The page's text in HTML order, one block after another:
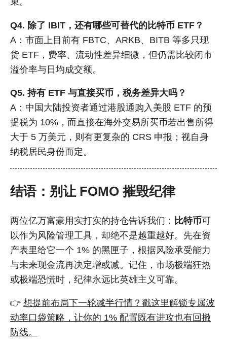
Q4. 除了 IBIT，还有哪些可替代的比特币 ETF？
A：市面上目前有 FBTC、ARKB、BITB 等多只现
货 ETF，费率、流动性差异细微，但仍需比较闭市
溢价率与日均成交额。
Q5. 持有 ETF 与直接买币，税务差异大吗？
A：中国大陆投资者通过港股通购入美股 ETF 的预
提税为 10%，而直接在海外交易所买币若出售所得
大于 5 万美元，则有更复杂的 CRS 申报；视自身
纳税居民身份而定。
结语：别让 FOMO 摧毁纪律
两位亿万富豪用实打实的持仓告诉我们： 比特币可
以作为风险管理工具，却绝不是越重越好。先在资
产表里给它一个 1% 的黑匣子，根据风险承受能力
与未来现金流再决定增或减。记住，市场极端狂热
或极端恐慌时，纪律永远比英雄主义可靠。
👉 想提前布局下一轮减半行情？戳这里解锁专属波
动率口袋策略，让你的 1% 配置既有进攻也有回撤
防线。